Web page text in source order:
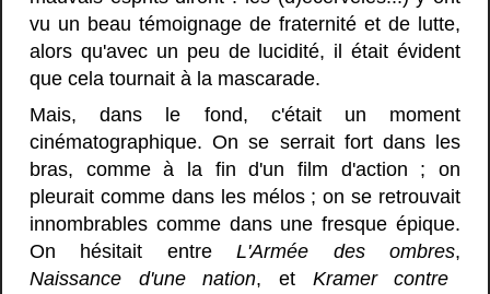
vu un beau témoignage de fraternité et de lutte,
alors qu'avec un peu de lucidité, il était évident
que cela tournait à la mascarade.
Mais, dans le fond, c'était un moment
cinématographique. On se serrait fort dans les
bras, comme à la fin d'un film d'action ; on
pleurait comme dans les mélos ; on se retrouvait
innombrables comme dans une fresque épique.
On hésitait entreL'Armée des ombres,
Naissance d'une nation, et Kramer contre